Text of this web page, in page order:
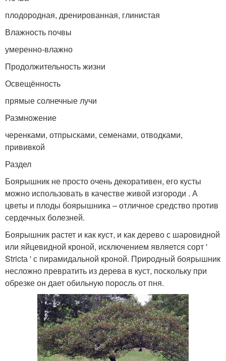
плодородная, дренированная, глинистая
Влажность почвы
умеренно-влажно
Продолжительность жизни
Освещённость
прямые солнечные лучи
Размножение
черенками, отпрысками, семенами, отводками,
прививкой
Раздел
Боярышник не просто очень декоративен, его кусты
можно использовать в качестве живой изгороди . А
цветы и плоды боярышника – отличное средство против
сердечных болезней.
Боярышник растет и как куст, и как дерево с шаровидной
или яйцевидной кроной, исключением является сорт '
Strictа ' с пирамидальной кроной. Природный боярышник
несложно превратить из дерева в куст, поскольку при
обрезке он дает обильную поросль от пня.